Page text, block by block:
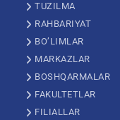
TUZILMA
RAHBARIYAT
BO’LIMLAR
MARKAZLAR
BOSHQARMALAR
FAKULTETLAR
FILIALLAR